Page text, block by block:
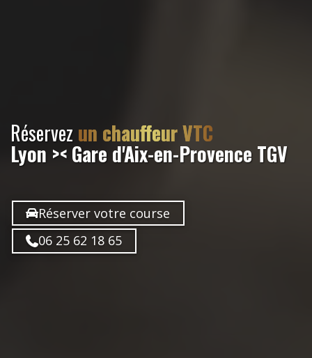
Réservez un chauffeur VTC
Lyon >< Gare d'Aix-en-Provence TGV
Réserver votre course
06 25 62 18 65